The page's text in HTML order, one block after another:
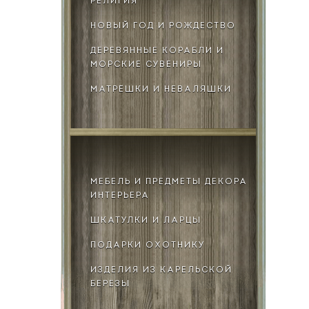
НОВЫЙ ГОД И РОЖДЕСТВО
ДЕРЕВЯННЫЕ КОРАБЛИ И
МОРСКИЕ СУВЕНИРЫ
МАТРЁШКИ И НЕВАЛЯШКИ
МЕБЕЛЬ И ПРЕДМЕТЫ ДЕКОРА
ИНТЕРЬЕРА
ШКАТУЛКИ И ЛАРЦЫ
ПОДАРКИ ОХОТНИКУ
ИЗДЕЛИЯ ИЗ КАРЕЛЬСКОЙ
БЕРЕЗЫ